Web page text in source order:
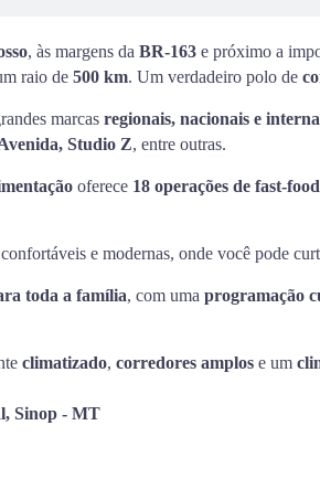
, às margens da BR-163 e próximo a
raio de 500 km. Um verdadeiro polo de
marcas regionais, nacionais e
Studio Z, entre outras.
oferece 18 operações de fast-food
e modernas, onde você pode
toda a família, com uma programação
climatizado, corredores amplos e um
Sinop - MT